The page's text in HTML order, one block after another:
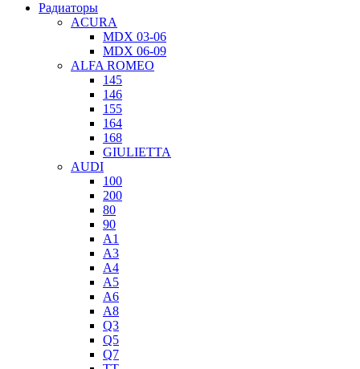
Радиаторы
ACURA
MDX 03-06
MDX 06-09
ALFA ROMEO
145
146
155
164
168
GIULIETTA
AUDI
100
200
80
90
A1
A3
A4
A5
A6
A8
Q3
Q5
Q7